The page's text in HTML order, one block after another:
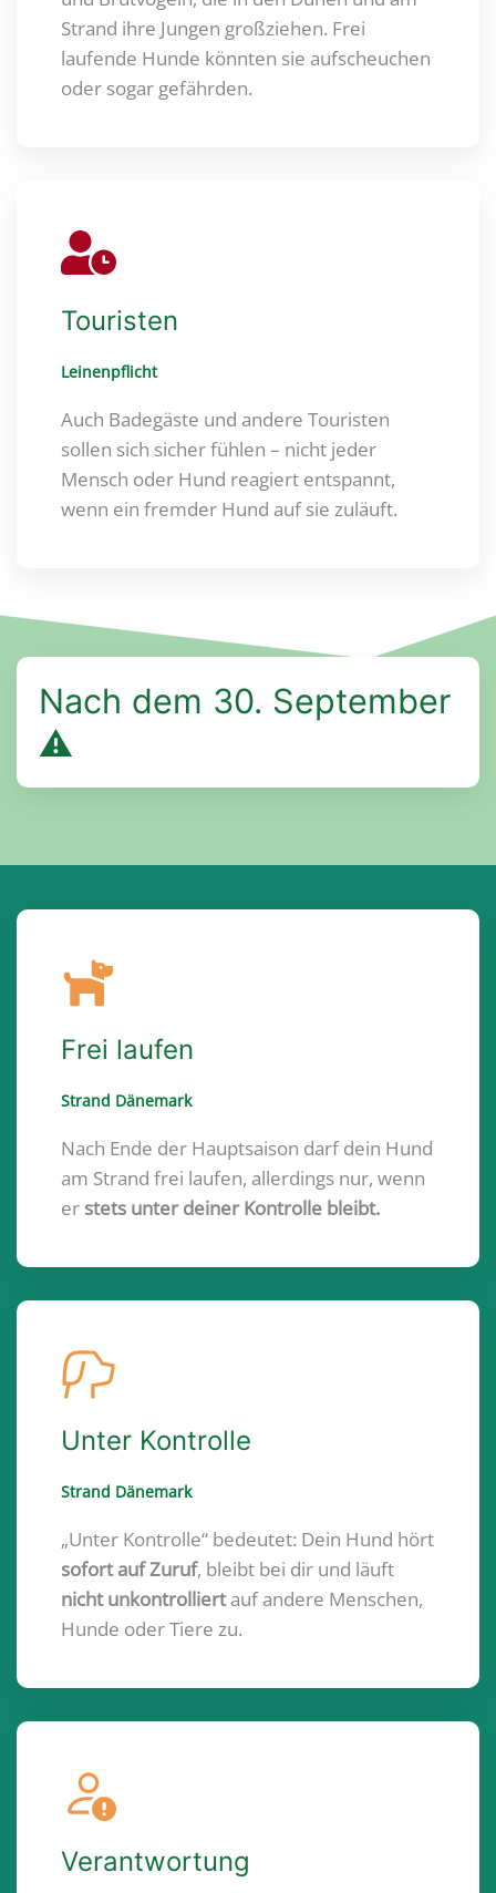
Strand ihre Jungen großziehen. Frei
laufende Hunde könnten sie aufscheuchen
oder sogar gefährden.
Touristen
Leinenpflicht
Auch Badegäste und andere Touristen
sollen sich sicher fühlen – nicht jeder
Mensch oder Hund reagiert entspannt,
wenn ein fremder Hund auf sie zuläuft.
Nach dem 30. September
⚠️
Frei laufen
Strand Dänemark
Nach Ende der Hauptsaison darf dein Hund
am Strand frei laufen, allerdings nur, wenn
er stets unter deiner Kontrolle bleibt.
Unter Kontrolle
Strand Dänemark
„Unter Kontrolle“ bedeutet: Dein Hund hört
sofort auf Zuruf, bleibt bei dir und läuft
nicht unkontrolliertauf andere Menschen,
Hunde oder Tiere zu.
Verantwortung